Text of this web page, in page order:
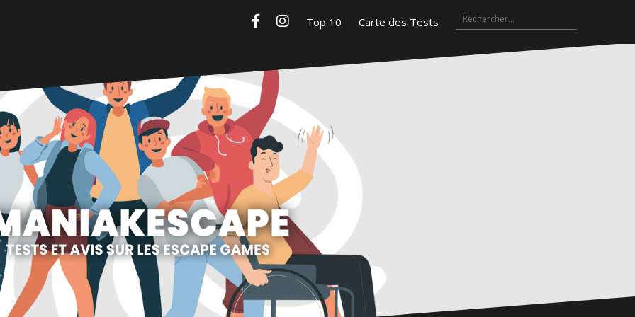
Instagram Carte
Rechercher :
Maniakescape
Tests et avis sur les escape games